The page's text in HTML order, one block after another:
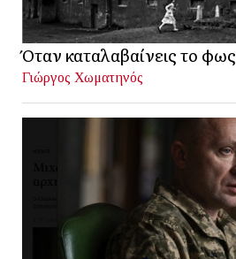
Όταν καταλαβαίνεις το φως
Γιώργος Χωματηνός